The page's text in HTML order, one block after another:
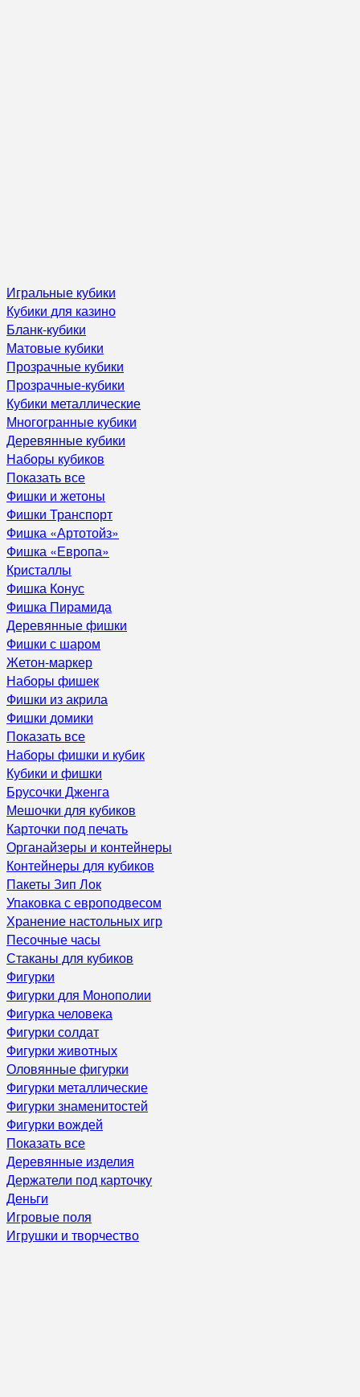
Игральные кубики
Кубики для казино
Бланк-кубики
Матовые кубики
Прозрачные кубики
Прозрачные-кубики
Кубики металлические
Многогранные кубики
Деревянные кубики
Наборы кубиков
Показать все
Фишки и жетоны
Фишки Транспорт
Фишка «Артотойз»
Фишка «Европа»
Кристаллы
Фишка Конус
Фишка Пирамида
Деревянные фишки
Фишки с шаром
Жетон-маркер
Наборы фишек
Фишки из акрила
Фишки домики
Показать все
Наборы фишки и кубик
Кубики и фишки
Брусочки Дженга
Мешочки для кубиков
Карточки под печать
Органайзеры и контейнеры
Контейнеры для кубиков
Пакеты Зип Лок
Упаковка с европодвесом
Хранение настольных игр
Песочные часы
Стаканы для кубиков
Фигурки
Фигурки для Монополии
Фигурка человека
Фигурки солдат
Фигурки животных
Оловянные фигурки
Фигурки металлические
Фигурки знаменитостей
Фигурки вождей
Показать все
Деревянные изделия
Держатели под карточку
Деньги
Игровые поля
Игрушки и творчество